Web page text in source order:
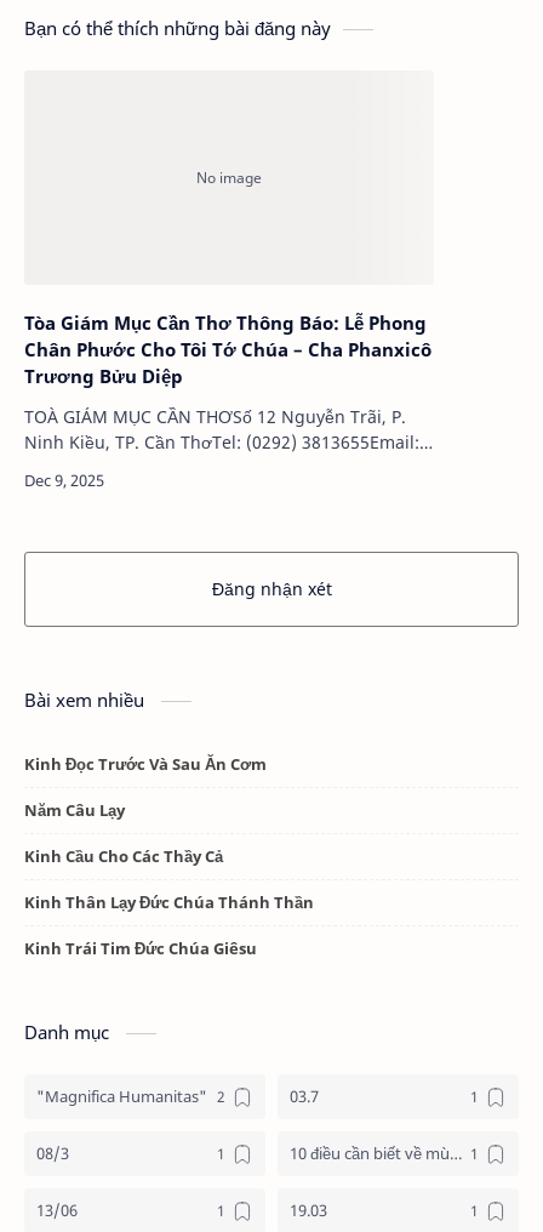
Bạn có thể thích những bài đăng này
Tòa Giám Mục Cần Thơ Thông Báo: Lễ Phong
Chân Phước Cho Tôi Tớ Chúa – Cha Phanxicô
Trương Bửu Diệp
TOÀ GIÁM MỤC CẦN THƠSố 12 Nguyễn Trãi, P.
Ninh Kiều, TP. Cần ThơTel: (0292) 3813655Email:
Lễ Phong chân phước cho Tôi tớ Chúa – Cha Ph…
Đăng nhận xét
Bài xem nhiều
Kinh Đọc Trước Và Sau Ăn Cơm
Năm Câu Lạy
Kinh Cầu Cho Các Thầy Cả
Kinh Thân Lạy Đức Chúa Thánh Thần
Kinh Trái Tim Đức Chúa Giêsu
Danh mục
"Magnifica Humanitas" 03.7
08/3 10 điều cần biết về mùa vọng
13/06 19.03